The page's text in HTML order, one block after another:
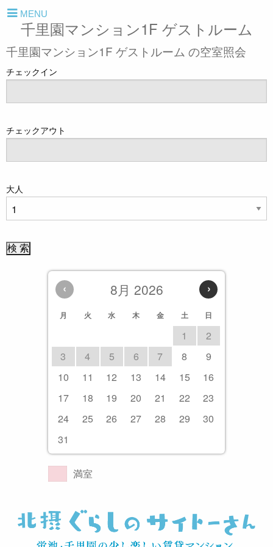
MENU
千里園マンション1F ゲストルーム
千里園マンション1F ゲストルーム の空室照会
チェックイン
チェックアウト
大人
‹ ›
8月 2026
月 火 水 木 金 土 日
1
2
3
4 5 6 7 8
9
10
11 12 13 14 15
16
17
18 19 20 21 22
23
24
25 26 27 28 29
30
31
満室